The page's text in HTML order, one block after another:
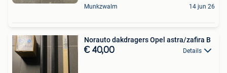
Munkzwalm 14 jun 26
Norauto dakdragers Opel astra/zafira B
€ 40,00 Details